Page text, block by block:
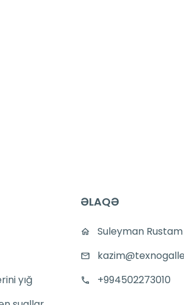
yığ
ƏLAQƏ
Suleyman Rustam
+994502273010